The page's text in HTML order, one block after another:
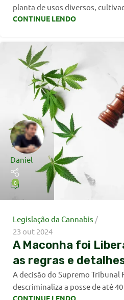
planta de usos diversos,
CONTINUE LENDO
Daniel
0
Legislação da Cannabis
23 out 2024
A Maconha foi
as regras e
A decisão do Supremo Tribunal
descriminaliza a posse de até
CONTINUE LENDO